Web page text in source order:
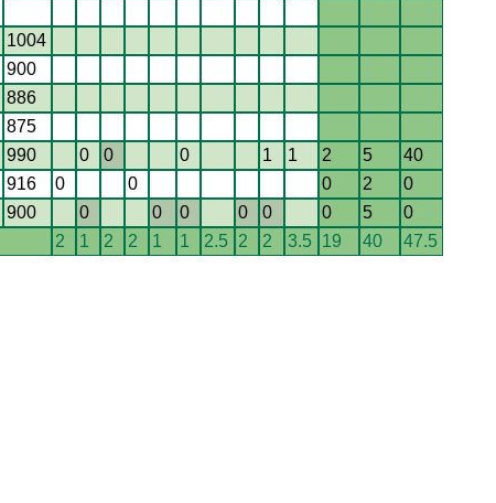
1004
900
886
875
990 0 0 0 1 1 2 5
40
916 0 0 0 2
0
900 0 0 0 0 0 0 5
0
2 1 2 2 1 1 2.5 2 2 3.5 19 40 47.5